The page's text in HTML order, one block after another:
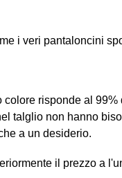
i veri pantaloncini
risponde al
talglio non hanno
a un desiderio.
il prezzo a